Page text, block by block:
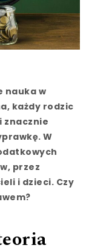
nauka w
każdy rodzic
znacznie
W
przez
i dzieci. Czy